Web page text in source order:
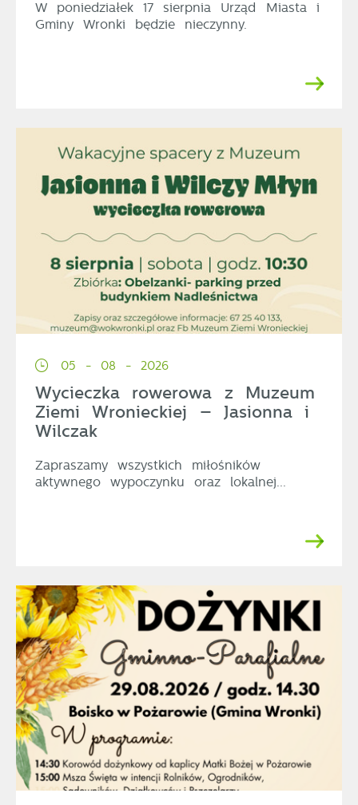
W poniedziałek 17 sierpnia Urząd Miasta i
Gminy Wronki będzie nieczynny.
05 - 08 - 2026
Wycieczka rowerowa z Muzeum
Ziemi Wronieckiej – Jasionna i
Wilczak
Zapraszamy wszystkich miłośników
aktywnego wypoczynku oraz lokalnej...